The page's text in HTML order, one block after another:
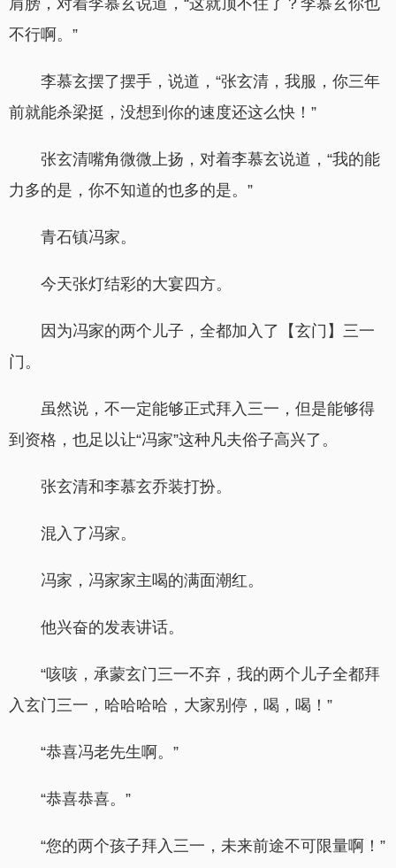
肩膀，对着李慕玄说道，“这就顶不住了？李慕玄你也
不行啊。”
李慕玄摆了摆手，说道，“张玄清，我服，你三年
前就能杀梁挺，没想到你的速度还这么快！”
张玄清嘴角微微上扬，对着李慕玄说道，“我的能
力多的是，你不知道的也多的是。”
青石镇冯家。
今天张灯结彩的大宴四方。
因为冯家的两个儿子，全都加入了【玄门】三一
门。
虽然说，不一定能够正式拜入三一，但是能够得
到资格，也足以让“冯家”这种凡夫俗子高兴了。
张玄清和李慕玄乔装打扮。
混入了冯家。
冯家，冯家家主喝的满面潮红。
他兴奋的发表讲话。
“咳咳，承蒙玄门三一不弃，我的两个儿子全都拜
入玄门三一，哈哈哈哈，大家别停，喝，喝！”
“恭喜冯老先生啊。”
“恭喜恭喜。”
“您的两个孩子拜入三一，未来前途不可限量啊！”